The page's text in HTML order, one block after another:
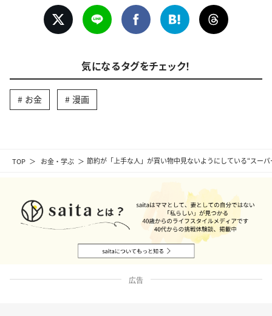
TOP お金・学ぶ 節約が「上手な人」が買い物中見ないようにしている“スー
気になるタグをチェック！
お金 漫画
広告